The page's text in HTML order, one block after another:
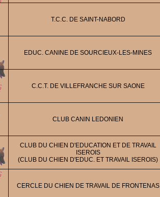
T.C.C. DE SAINT-NABORD
EDUC. CANINE DE SOURCIEUX-LES-MINES
C.C.T. DE VILLEFRANCHE SUR SAONE
CLUB CANIN LEDONIEN
CLUB DU CHIEN D'EDUCATION ET DE TRAVAIL
ISEROIS
(CLUB DU CHIEN D'EDUC. ET TRAVAIL ISEROIS)
CERCLE DU CHIEN DE TRAVAIL DE FRONTENAS